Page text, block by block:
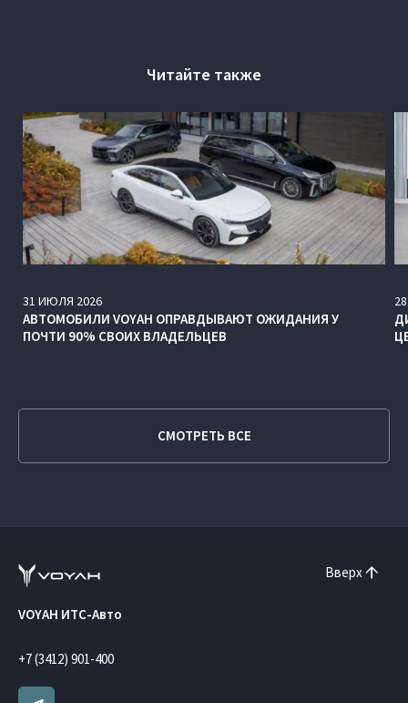
Читайте также
31 ИЮЛЯ 2026
АВТОМОБИЛИ VOYAH ОПРАВДЫВАЮТ ОЖИДАНИЯ У
ПОЧТИ 90% СВОИХ ВЛАДЕЛЬЦЕВ
28
СМОТРЕТЬ ВСЕ
Вверх
VOYAH ИТС-Авто
+7 (3412) 901-400